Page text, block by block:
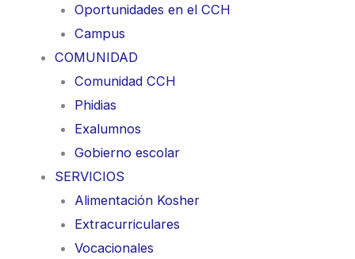
Oportunidades en el CCH
Campus
COMUNIDAD
Comunidad CCH
Phidias
Exalumnos
Gobierno escolar
SERVICIOS
Alimentación Kosher
Extracurriculares
Vocacionales